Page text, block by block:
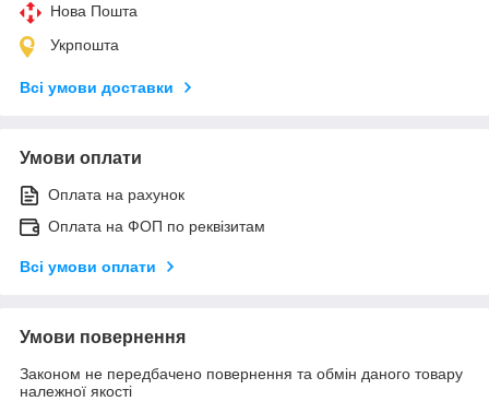
Нова Пошта
Укрпошта
Всі умови доставки
Умови оплати
Оплата на рахунок
Оплата на ФОП по реквізитам
Всі умови оплати
Умови повернення
Законом не передбачено повернення та обмін даного товару
належної якості